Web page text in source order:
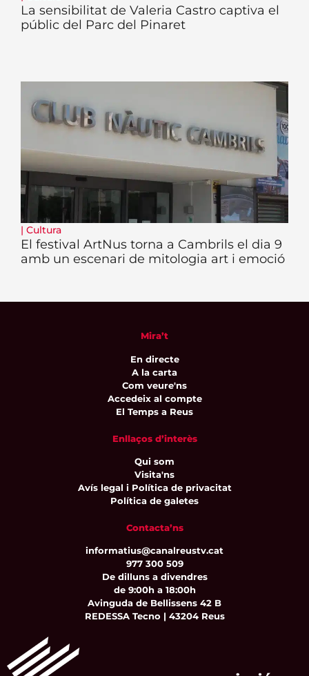
La sensibilitat de Valeria Castro captiva el
públic del Parc del Pinaret
| Cultura
El festival ArtNus torna a Cambrils el dia 9
amb un escenari de mitologia art i emoció
Mira’t
En directe
A la carta
Com veure'ns
Accedeix al compte
El Temps a Reus
Enllaços d’interès
Qui som
Visita'ns
Avís legal i Política de privacitat
Política de galetes
Contacta’ns
informatius@canalreustv.cat
977 300 509
De dilluns a divendres
de 9:00h a 18:00h
Avinguda de Bellissens 42 B
REDESSA Tecno | 43204 Reus